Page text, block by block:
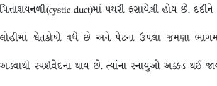
પિત્તાશયનળી(cystic duct)માં પથરી ફસાયેલી હોય છે. દર્દીને
લોહીમાં શ્વેતકોષો વધે છે અને પેટના ઉપલા જમણા
અડવાથી સ્પર્શવેદના થાય છે. ત્યાંના સ્નાયુઓ અક્કડ થઈ